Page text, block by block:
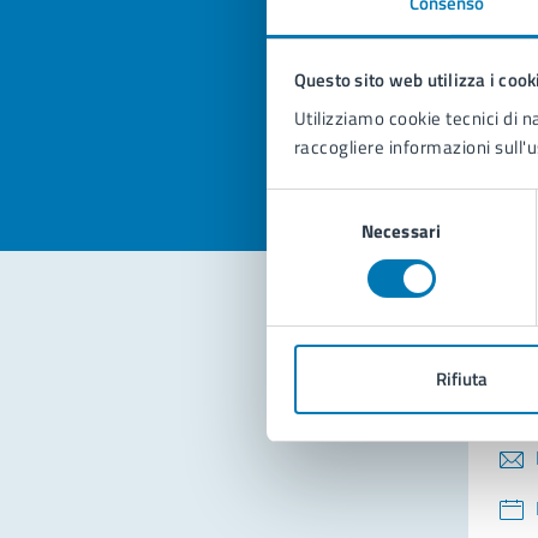
Questo sito web utilizza i
Utilizziamo cookie tecnici di
raccogliere informazioni
consenso
Necessari
Rifiuta